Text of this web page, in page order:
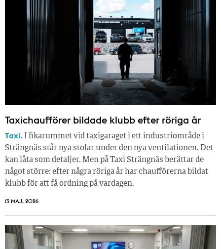
Taxichaufförer bildade klubb efter röriga år
Taxi. I fikarummet vid taxigaraget i ett industriområde i
Strängnäs står nya stolar under den nya ventilationen. Det
kan låta som detaljer. Men på Taxi Strängnäs berättar de
något större: efter några röriga år har chaufförerna bildat
klubb för att få ordning på vardagen.
13 MAJ, 2026